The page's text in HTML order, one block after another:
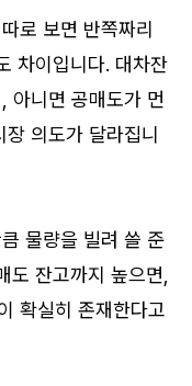
로 보면 반쪽짜리
차이입니다. 대차잔
아니면 공매도가 먼
의도가 달라집니
물량을 빌려 쓸 준
도 잔고까지 높으면,
확실히 존재한다고